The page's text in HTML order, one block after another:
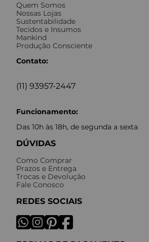
Quem Somos
Nossas Lojas
Sustentabilidade
Tecidos e Insumos
Mankind
Produção Consciente
Contato:
(11) 93957-2447
Funcionamento:
Das 10h às 18h, de segunda a sexta
DÚVIDAS
Como Comprar
Prazos e Entrega
Trocas e Devolução
Fale Conosco
REDES SOCIAIS